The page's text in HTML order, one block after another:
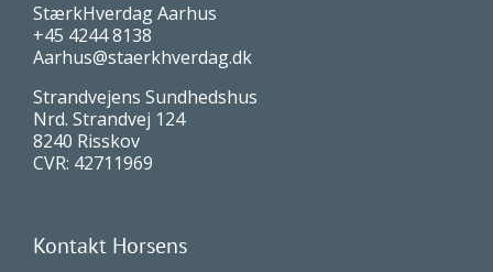
StærkHverdag Aarhus
+45 4244 8138
Aarhus@staerkhverdag.dk
Strandvejens Sundhedshus
Nrd. Strandvej 124
8240 Risskov
CVR: 42711969
Kontakt Horsens